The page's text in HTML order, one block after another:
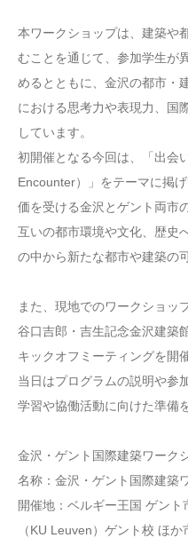
本ワークショップは、建築や
むことを通じて、参加学生が
めるとともに、金沢の都市・
における思考力や表現力、国
しています。
初開催となる今回は、「出会
Encounter）」をテーマに掲
価を受ける金沢とゲント両市
互いの都市環境や文化、歴史
の中から新たな都市や建築の
また、現地でのワークショッ
谷口吉郎・吉生記念金沢建築
キックオフミーティングを開
当日はプログラムの説明や参
学習や協働活動に向けた準備
金沢・ゲント国際建築ワーク
名称：金沢・ゲント国際建築
開催地：ベルギー王国 ゲン
（KU Leuven）ゲント校 ほか